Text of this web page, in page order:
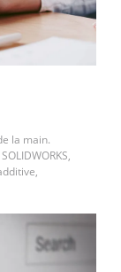
la main.